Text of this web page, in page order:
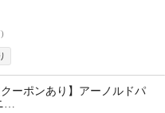
クーポンあり】アーノルドパ
…